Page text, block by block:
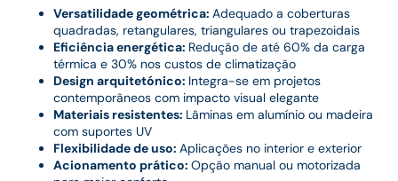
Versatilidade geométrica: Adequado a coberturas
quadradas, retangulares, triangulares ou trapezoidais
Eficiência energética: Redução de até 60% da carga
térmica e 30% nos custos de climatização
Design arquitetónico: Integra-se em projetos
contemporâneos com impacto visual elegante
Materiais resistentes: Lâminas em alumínio ou madeira
com suportes UV
Flexibilidade de uso: Aplicações no interior e exterior
Acionamento prático: Opção manual ou motorizada